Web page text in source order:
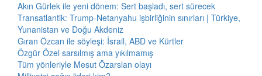
Akın Gürlek ile yeni dönem: Sert başladı, sert sürecek
Transatlantik: Trump-Netanyahu işbirliğinin sınırları | Türkiye,
Yunanistan ve Doğu Akdeniz
Gıran Özcan ile söyleşi: İsrail, ABD ve Kürtler
Özgür Özel sarsılmış ama yıkılmamış
Tüm yönleriyle Mesut Özarslan olayı